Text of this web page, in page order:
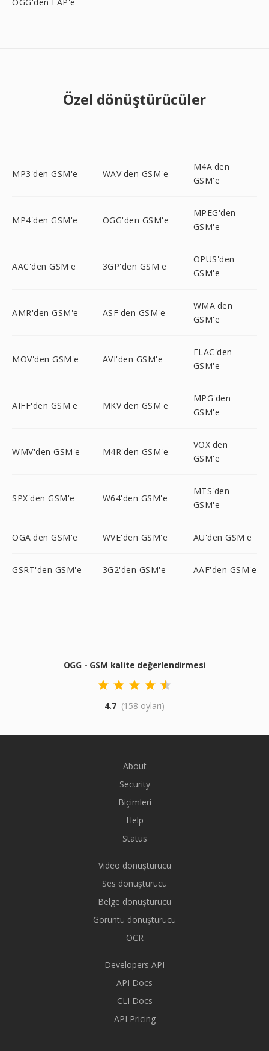
Özel dönüştürücüler
MP3'den GSM'e WAV'den GSM'e
M4A'den
GSM'e
MP4'den GSM'e OGG'den GSM'e
MPEG'den
GSM'e
AAC'den GSM'e 3GP'den GSM'e
OPUS'den
GSM'e
AMR'den GSM'e ASF'den GSM'e
WMA'den
GSM'e
MOV'den GSM'e AVI'den GSM'e
FLAC'den
GSM'e
AIFF'den GSM'e MKV'den GSM'e
MPG'den
GSM'e
WMV'den GSM'e M4R'den GSM'e
VOX'den
GSM'e
SPX'den GSM'e W64'den GSM'e
MTS'den
GSM'e
OGA'den GSM'e WVE'den GSM'e AU'den GSM'e
GSRT'den GSM'e 3G2'den GSM'e AAF'den GSM'e
OGG - GSM kalite değerlendirmesi
4.7 (158 oyları)
About
Security
Biçimleri
Help
Status
Video dönüştürücü
Ses dönüştürücü
Belge dönüştürücü
Görüntü dönüştürücü
OCR
Developers API
API Docs
CLI Docs
API Pricing